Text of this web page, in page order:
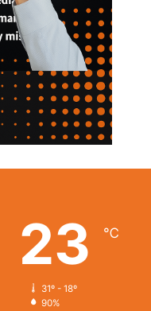
23 ℃
31º - 18º
90%